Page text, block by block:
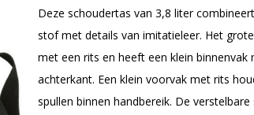
Deze schoudertas van 3,8 liter
stof met details van imitatieleer. Het
met een rits en heeft een klein binnenvak
achterkant. Een klein voorvak met rits
spullen binnen handbereik. De